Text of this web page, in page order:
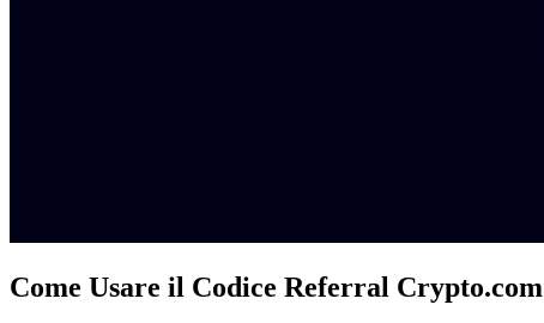
Come Usare il Codice Referral Crypto.com